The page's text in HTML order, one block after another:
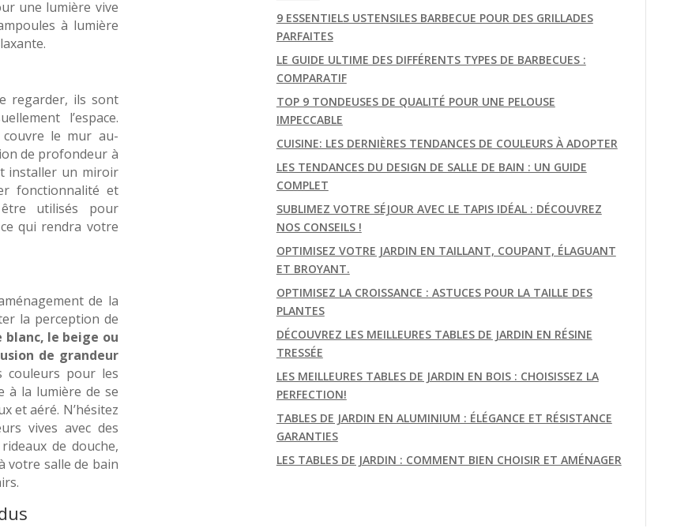
une lumière vive
à lumière
regarder, ils sont
l’espace.
le mur au-
de profondeur à
installer un miroir
fonctionnalité et
utilisés pour
qui rendra votre
de la
la perception de
blanc, le beige ou
de grandeur
couleurs pour les
à la lumière de se
et aéré. N’hésitez
vives avec des
de douche,
votre salle de bain
9 ESSENTIELS USTENSILES BARBECUE POUR DES GRILLADES
PARFAITES
LE GUIDE ULTIME DES DIFFÉRENTS TYPES DE BARBECUES :
COMPARATIF
TOP 9 TONDEUSES DE QUALITÉ POUR UNE PELOUSE
IMPECCABLE
CUISINE: LES DERNIÈRES TENDANCES DE COULEURS À ADOPTER
LES TENDANCES DU DESIGN DE SALLE DE BAIN : UN GUIDE
COMPLET
SUBLIMEZ VOTRE SÉJOUR AVEC LE TAPIS IDÉAL : DÉCOUVREZ
NOS CONSEILS !
OPTIMISEZ VOTRE JARDIN EN TAILLANT, COUPANT, ÉLAGUANT
ET BROYANT.
OPTIMISEZ LA CROISSANCE : ASTUCES POUR LA TAILLE DES
PLANTES
DÉCOUVREZ LES MEILLEURES TABLES DE JARDIN EN RÉSINE
TRESSÉE
LES MEILLEURES TABLES DE JARDIN EN BOIS : CHOISISSEZ LA
PERFECTION!
TABLES DE JARDIN EN ALUMINIUM : ÉLÉGANCE ET RÉSISTANCE
GARANTIES
LES TABLES DE JARDIN : COMMENT BIEN CHOISIR ET AMÉNAGER